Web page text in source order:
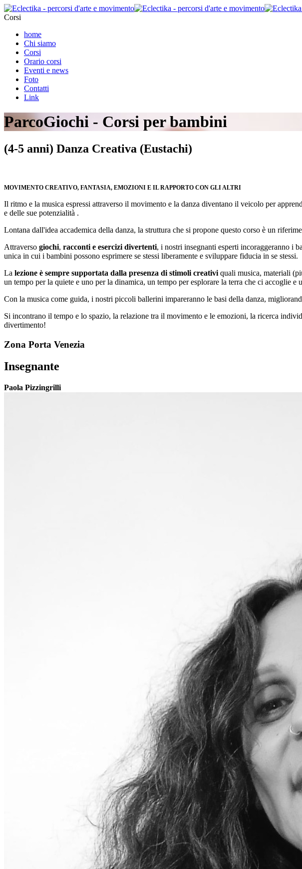
Corsi
home
Chi siamo
Corsi
Orario corsi
Eventi e news
Foto
Contatti
Link
ParcoGiochi - Corsi per bambini
(4-5 anni) Danza Creativa (Eustachi)
MOVIMENTO CREATIVO, FANTASIA, EMOZIONI E IL RAPPORTO CON GLI ALTRI
Il ritmo e la musica espressi attraverso il movimento e la danza diventano il veicolo per
e delle sue potenzialità .
Lontana dall'idea accademica della danza, la struttura che si propone questo corso è un
Attraverso giochi, racconti e esercizi divertenti, i nostri insegnanti esperti incoraggeranno i
unica in cui i bambini possono esprimere se stessi liberamente e sviluppare fiducia in se stessi.
La lezione è sempre supportata dalla presenza di stimoli creativi quali musica, materiali
un tempo per la quiete e uno per la dinamica, un tempo per esplorare la terra che ci accoglie e
Con la musica come guida, i nostri piccoli ballerini impareranno le basi della danza,
Si incontrano il tempo e lo spazio, la relazione tra il movimento e le emozioni, la ricerca
divertimento!
Zona Porta Venezia
Insegnante
Paola Pizzingrilli